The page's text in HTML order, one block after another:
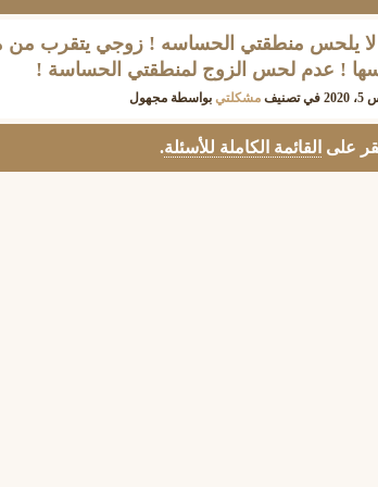
يلحس منطقتي الحساسه ! زوجي يتقرب من
! عدم لحس الزوج لمنطقتي الحساسة !
في تصنيف مشكلتي بواسطة مجهول
على القائمة الكاملة للأسئلة.